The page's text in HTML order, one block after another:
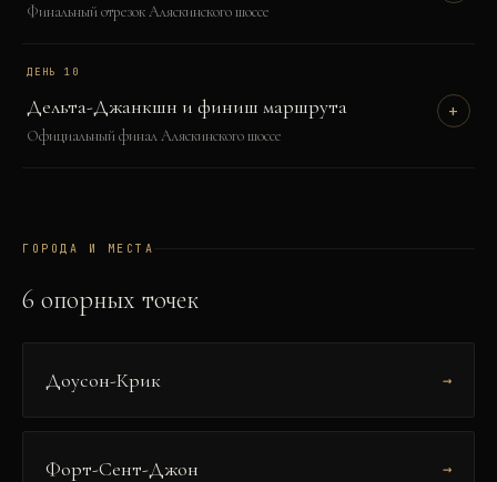
Финальный отрезок Аляскинского шоссе
ДЕНЬ 10
Дельта-Джанкшн и финиш маршрута
Официальный финал Аляскинского шоссе
+
ГОРОДА И МЕСТА
6 опорных точек
Доусон-Крик →
Форт-Сент-Джон →